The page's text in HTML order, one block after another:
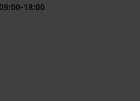
18:00